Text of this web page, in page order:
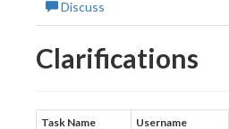
Discuss
Clarifications
Task Name Username